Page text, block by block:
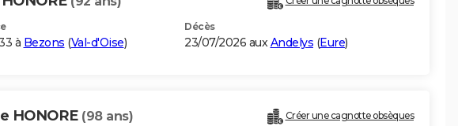
à Bezons (Val-d'Oise)
Décès
23/07/2026 auxAndelys (Eure)
HONORE (98 ans) Créer une cagnotte obsèques